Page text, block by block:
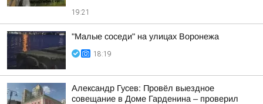
19:21
"Малые соседи" на улицах Воронежа
18:19
Александр Гусев: Провёл выездное
совещание в Доме Гарденина – проверил